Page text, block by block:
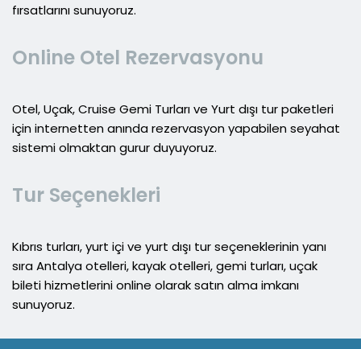
fırsatlarını sunuyoruz.
Online Otel Rezervasyonu
Otel, Uçak, Cruise Gemi Turları ve Yurt dışı tur paketleri
için internetten anında rezervasyon yapabilen seyahat
sistemi olmaktan gurur duyuyoruz.
Tur Seçenekleri
Kıbrıs turları, yurt içi ve yurt dışı tur seçeneklerinin yanı
sıra Antalya otelleri, kayak otelleri, gemi turları, uçak
bileti hizmetlerini online olarak satın alma imkanı
sunuyoruz.